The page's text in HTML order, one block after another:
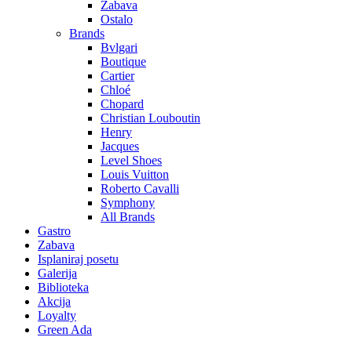
Zabava
Ostalo
Brands
Bvlgari
Boutique
Cartier
Chloé
Chopard
Christian Louboutin
Henry
Jacques
Level Shoes
Louis Vuitton
Roberto Cavalli
Symphony
All Brands
Gastro
Zabava
Isplaniraj posetu
Galerija
Biblioteka
Akcija
Loyalty
Green Ada